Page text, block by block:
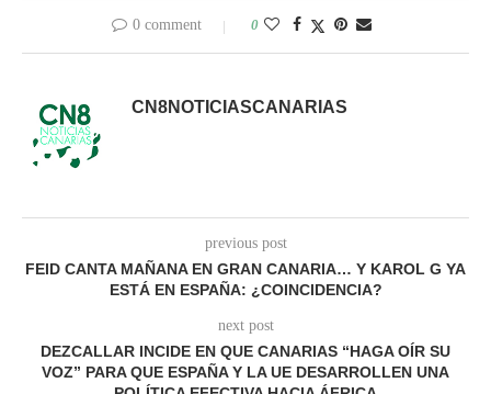
0 comment 0
CN8NOTICIASCANARIAS
previous post
FEID CANTA MAÑANA EN GRAN CANARIA… Y KAROL G YA
ESTÁ EN ESPAÑA: ¿COINCIDENCIA?
next post
DEZCALLAR INCIDE EN QUE CANARIAS “HAGA OÍR SU
VOZ” PARA QUE ESPAÑA Y LA UE DESARROLLEN UNA